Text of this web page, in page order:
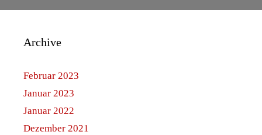
Archive
Februar 2023
Januar 2023
Januar 2022
Dezember 2021